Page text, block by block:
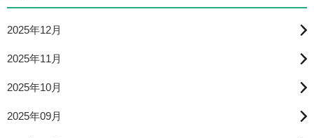
2025年12月
2025年11月
2025年10月
2025年09月